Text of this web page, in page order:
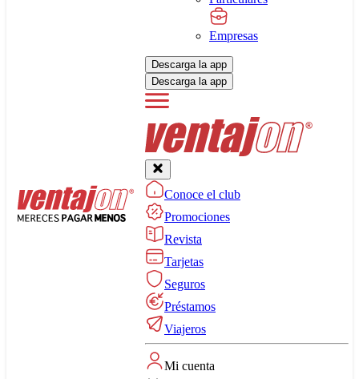
Empresas
Descarga la app
Descarga la app
Conoce el club
Promociones
Revista
Tarjetas
Seguros
Préstamos
Viajeros
Mi cuenta